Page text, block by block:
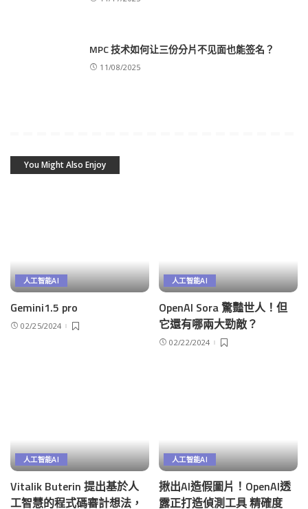
MPC 技术如何让三份分片不见面也能签名？
11/08/2025
You Might Also Enjoy
人工智能AI
Gemini1.5 pro
02/25/2024
人工智能AI
OpenAI Sora 驚豔世人！但
它還有哪兩大勁敵？
02/22/2024
人工智能AI
Vitalik Buterin 提出基於人
工智慧的程式碼審計想法，
人工智能AI
揪出AI造假圖片！OpenAI透
露正打造偵測工具 精確度